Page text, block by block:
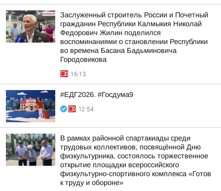
Заслуженный строитель России и Почетный
гражданин Республики Калмыкия Николай
Федорович Жилин поделился
воспоминаниями о становлении Республики
во времена Басана Бадьминовича
Городовикова
16:13
#ЕДГ2026. #Госдума9
12:54
В рамках районной спартакиады среди
трудовых коллективов, посвящённой Дню
физкультурника, состоялось торжественное
открытие площадки всероссийского
физкультурно-спортивного комплекса «Готов
к труду и обороне»